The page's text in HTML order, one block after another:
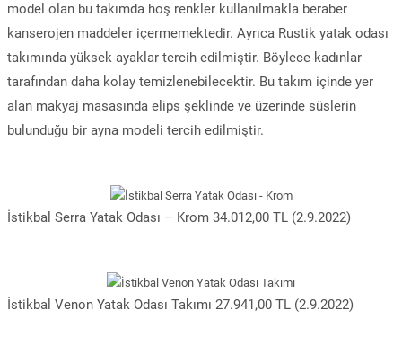
model olan bu takımda hoş renkler kullanılmakla beraber
kanserojen maddeler içermemektedir. Ayrıca Rustik yatak odası
takımında yüksek ayaklar tercih edilmiştir. Böylece kadınlar
tarafından daha kolay temizlenebilecektir. Bu takım içinde yer
alan makyaj masasında elips şeklinde ve üzerinde süslerin
bulunduğu bir ayna modeli tercih edilmiştir.
İstikbal Serra Yatak Odası – Krom 34.012,00 TL (2.9.2022)
İstikbal Venon Yatak Odası Takımı 27.941,00 TL (2.9.2022)